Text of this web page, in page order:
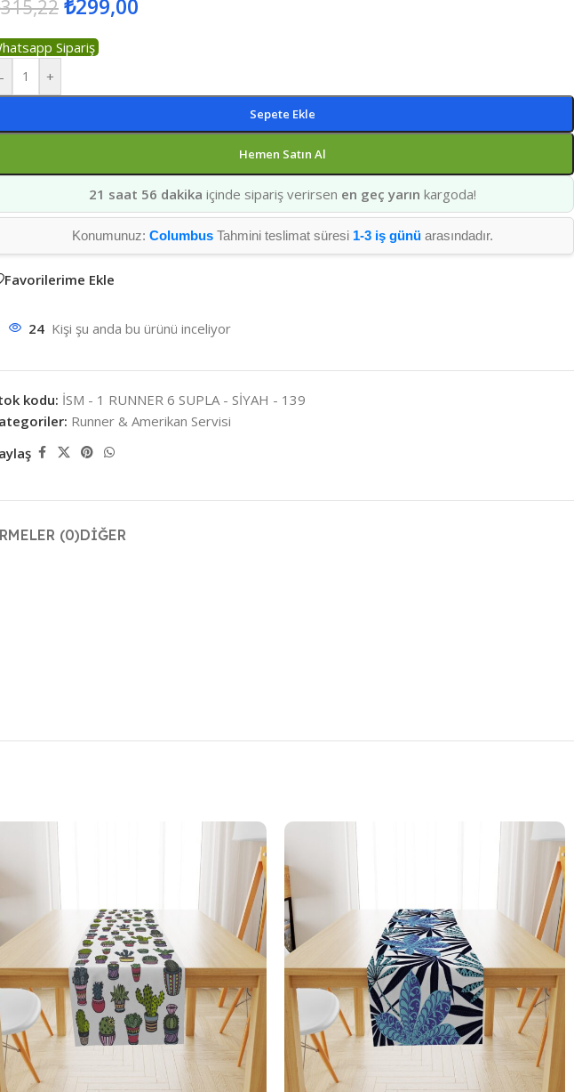
315,22 ₺299,00
Sipariş
-
+
Sepete Ekle
Hemen Satın Al
21 saat 56 dakika içinde sipariş verirsen en geç yarın kargoda!
Konumunuz: ColumbusTahmini teslimat süresi 1-3 iş günüarasındadır.
Favorilerime Ekle
24 Kişi şu anda bu ürünü inceliyor
kodu: İSM - 1 RUNNER 6 SUPLA - SİYAH - 139
Runner & Amerikan Servisi
(0)DIĞER